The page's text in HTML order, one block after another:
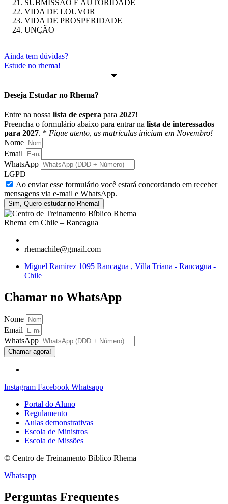
SUBMISSÃO E AUTORIDADE
VIDA DE LOUVOR
VIDA DE PROSPERIDADE
UNÇÃO
Ainda tem dúvidas?
Estude no rhema!
Deseja Estudar no Rhema?
Entre na nossa lista de espera para 2027!
Preencha o formulário abaixo para entrar na lista de interessados
para 2027. * Fique atento, as matrículas iniciam em Novembro!
Nome
Email
WhatsApp
LGPD
Ao enviar esse formulário você estará concordando em receber
mensagens via e-mail e WhatsApp.
Sim, Quero estudar no Rhema!
Rhema em Chile – Rancagua
rhemachile@gmail.com
Miguel Ramirez 1095 Rancagua , Villa Triana - Rancagua -
Chile
Chamar no WhatsApp
Nome
Email
WhatsApp
Chamar agora!
Instagram Facebook Whatsapp
Portal do Aluno
Regulamento
Aulas demonstrativas
Escola de Ministros
Escola de Missões
© Centro de Treinamento Bíblico Rhema
Whatsapp
Perguntas Frequentes